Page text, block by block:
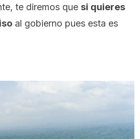
te diremos que si quieres
al gobierno pues esta es